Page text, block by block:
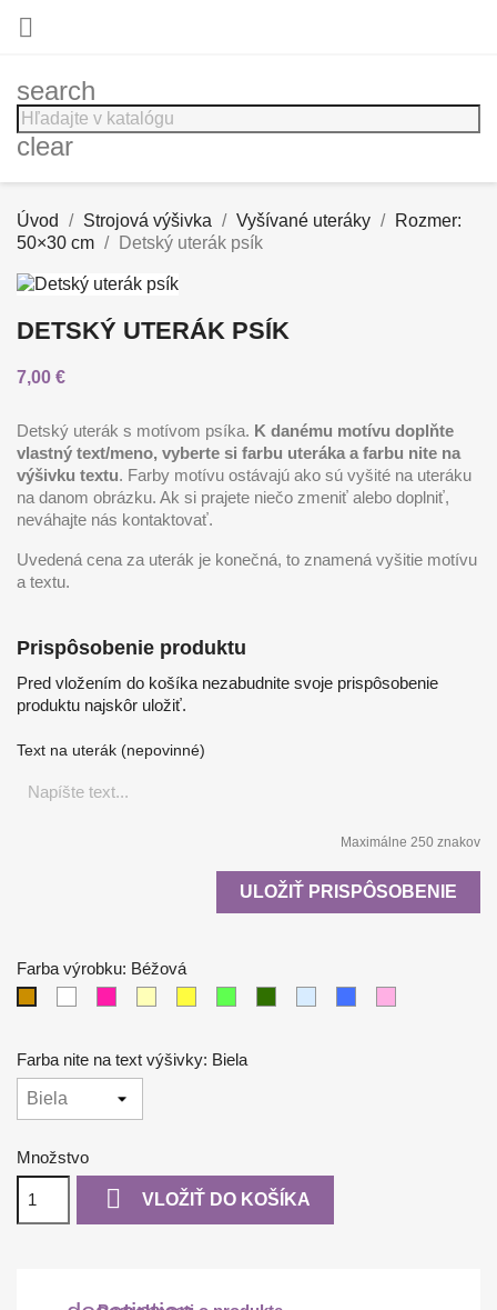

search
clear
Úvod Strojová výšivka Vyšívané uteráky
Rozmer:
50×30 cm
Detský uterák psík
DETSKÝ UTERÁK PSÍK
7,00 €
Detský uterák s motívom psíka. K danému motívu doplňte
vlastný text/meno, vyberte si farbu uteráka a farbu nite na
výšivku textu. Farby motívu ostávajú ako sú vyšité na uteráku
na danom obrázku. Ak si prajete niečo zmeniť alebo doplniť,
neváhajte nás kontaktovať.
Uvedená cena za uterák je konečná, to znamená vyšitie motívu
a textu.
Prispôsobenie produktu
Pred vložením do košíka nezabudnite svoje prispôsobenie
produktu najskôr uložiť.
Text na uterák (nepovinné)
Maximálne 250 znakov
ULOŽIŤ PRISPÔSOBENIE
Farba výrobku: Béžová
Farba nite na text výšivky: Biela
Množstvo
 VLOŽIŤ DO KOŠÍKA